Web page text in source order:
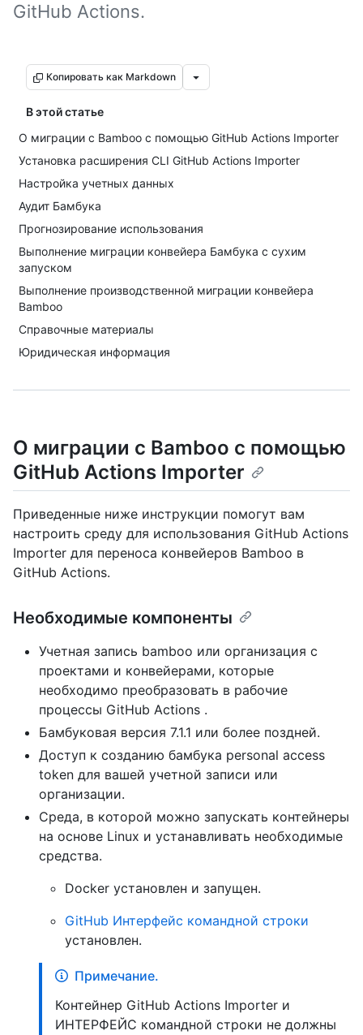
GitHub Actions.
Копировать как Markdown
В этой статье
О миграции с Bamboo с помощью GitHub Actions Importer
Установка расширения CLI GitHub Actions Importer
Настройка учетных данных
Аудит Бамбука
Прогнозирование использования
Выполнение миграции конвейера Бамбука с сухим
запуском
Выполнение производственной миграции конвейера
Bamboo
Справочные материалы
Юридическая информация
О миграции с Bamboo с помощью
GitHub Actions Importer
Приведенные ниже инструкции помогут вам
настроить среду для использования GitHub Actions
Importer для переноса конвейеров Bamboo в
GitHub Actions.
Необходимые компоненты
Учетная запись bamboo или организация с
проектами и конвейерами, которые
необходимо преобразовать в рабочие
процессы GitHub Actions .
Бамбуковая версия 7.1.1 или более поздней.
Доступ к созданию бамбука personal access
token для вашей учетной записи или
организации.
Среда, в которой можно запускать контейнеры
на основе Linux и устанавливать необходимые
средства.
Docker установлен и запущен.
GitHub Интерфейс командной строки
установлен.
Примечание.
Контейнер GitHub Actions Importer и
ИНТЕРФЕЙС командной строки не должны